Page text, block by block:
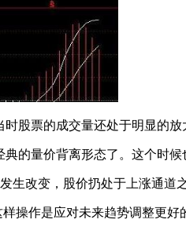
股票的成交量还处于明显的放
量价背离形态了。这个时候
改变，股价扔处于上涨通道之
作是应对未来趋势调整更好